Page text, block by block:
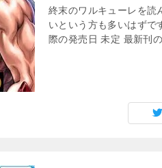
終末のワルキューレを読
いという方も多いはず
際の発売日 未定 最新刊